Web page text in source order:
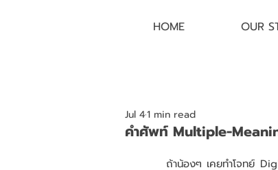
HOME OUR
คำศัพท์ Multiple-
Jul 41 min read